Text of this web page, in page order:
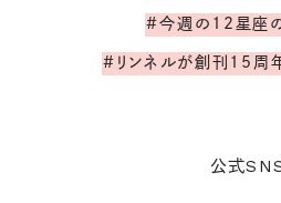
#今週の12星座
#リンネルが創刊15周年
公式